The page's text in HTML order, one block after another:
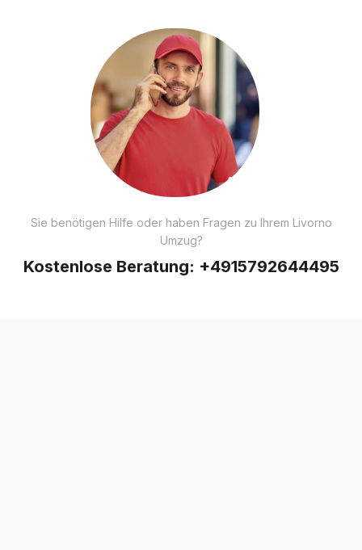
Sie benötigen Hilfe oder haben Fragen zu Ihrem Livorno
Umzug?
Kostenlose Beratung: +4915792644495